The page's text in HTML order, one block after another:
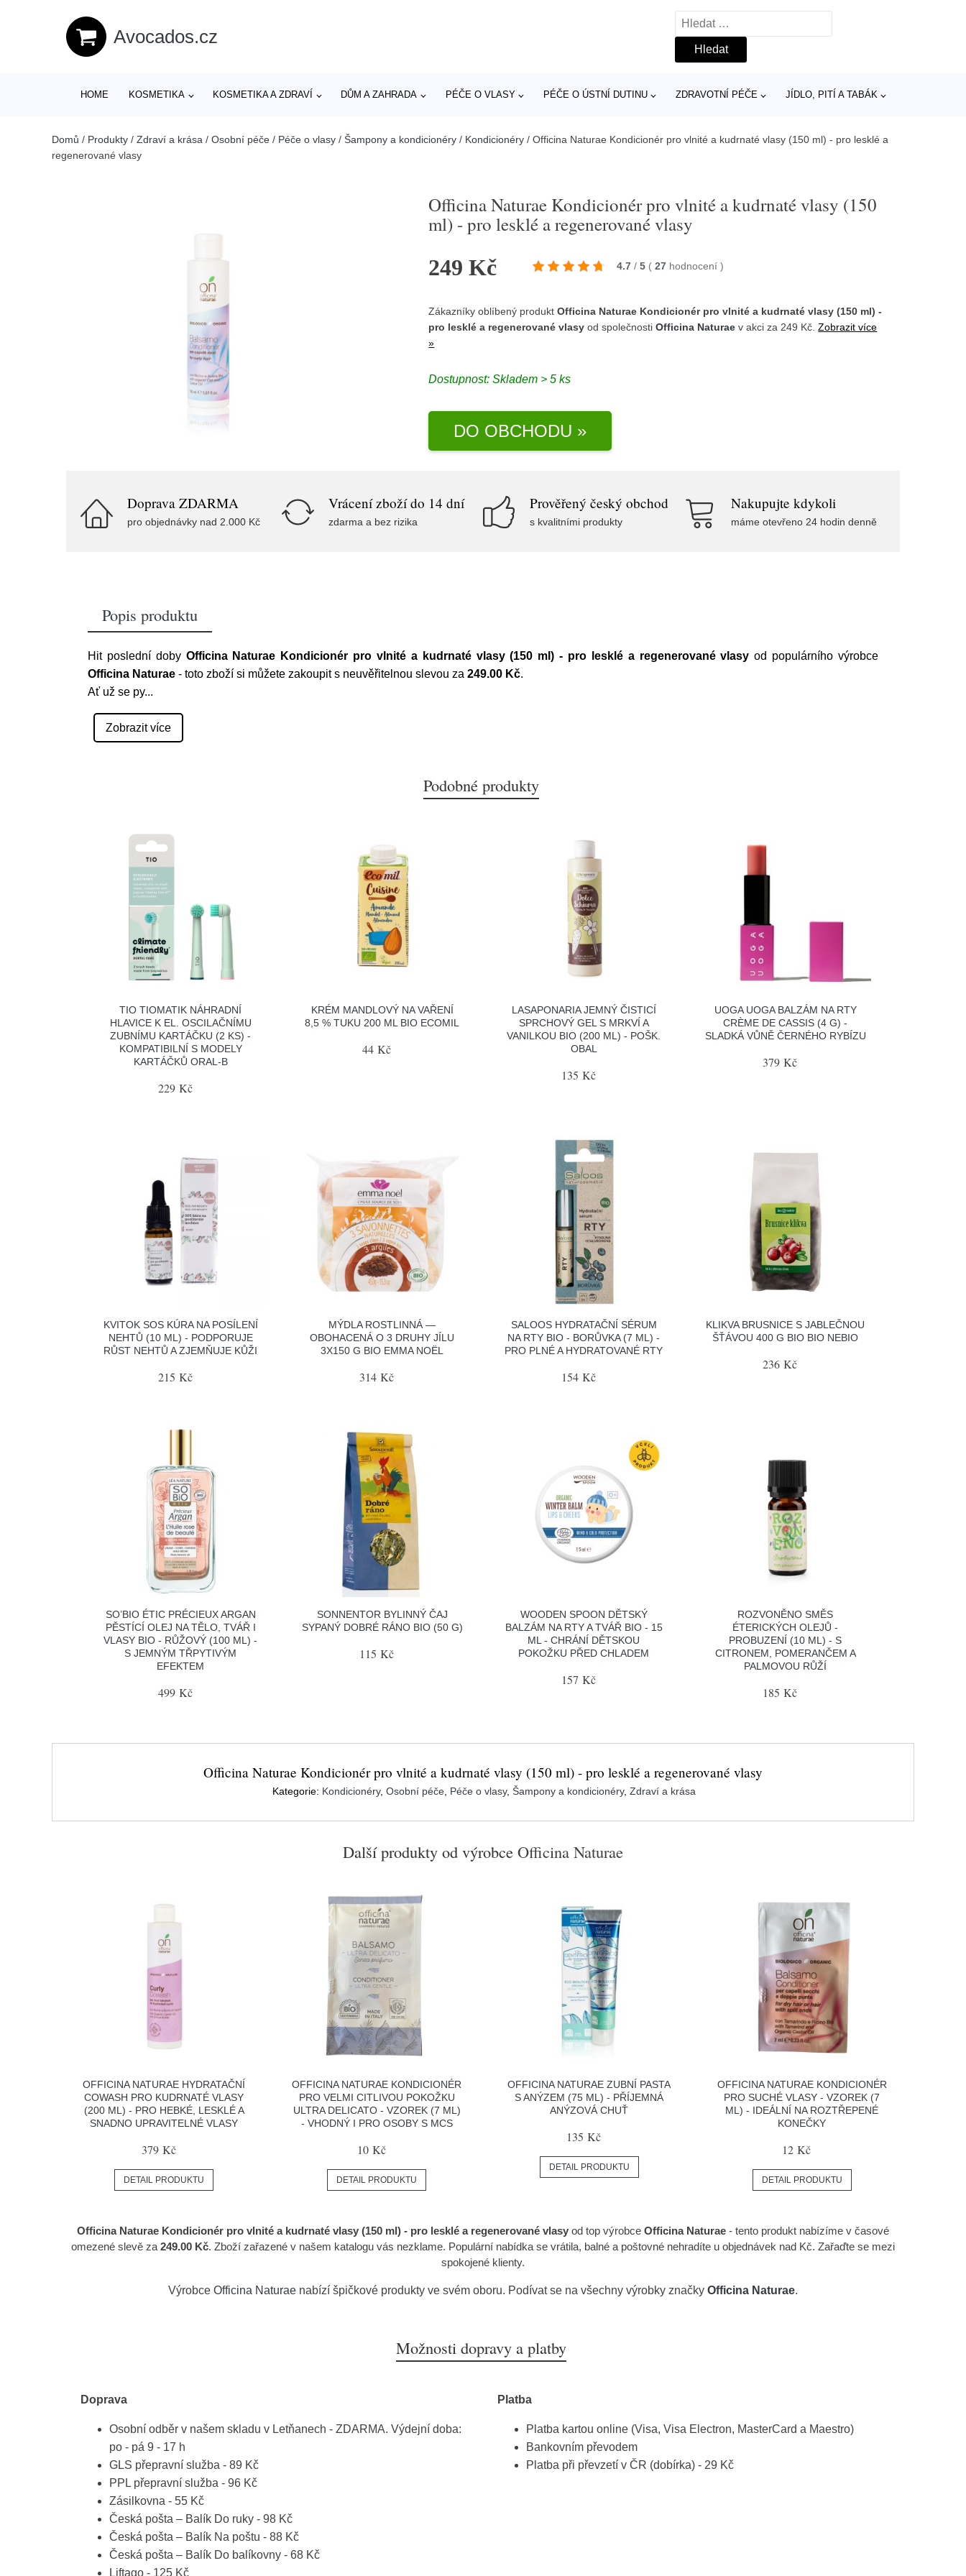
Avocados.cz
Vyhledávání
HOME KOSMETIKA KOSMETIKA A ZDRAVÍ DŮM A ZAHRADA PÉČE O VLASY PÉČE O ÚSTNÍ DUTINU ZDRAVOTNÍ PÉČE JÍDLO, PITÍ A TABÁK
Domů / Produkty / Zdraví a krása / Osobní péče / Péče o vlasy / Šampony a kondicionéry / Kondicionéry / Officina Naturae Kondicionér pro vlnité a kudrnaté vlasy (150 ml) - pro lesklé a
regenerované vlasy
Officina Naturae Kondicionér pro vlnité a kudrnaté vlasy (150
ml) - pro lesklé a regenerované vlasy
249 Kč 4.7 / 5 ( 27 hodnocení)
Zákazníky oblíbený produktOfficina Naturae Kondicionér pro vlnité a kudrnaté vlasy (150 ml) -
pro lesklé a regenerované vlasy od společnostiOfficina Naturae v akci za 249 Kč.Zobrazit více
»
Dostupnost:Skladem > 5 ks
DO OBCHODU »
Doprava ZDARMA
pro objednávky nad 2.000 Kč
Vrácení zboží do 14 dní
zdarma a bez rizika
Prověřený český obchod
s kvalitními produkty
Nakupujte kdykoli
máme otevřeno 24 hodin denně
Popis produktu
Hit poslední doby Officina Naturae Kondicionér pro vlnité a kudrnaté vlasy (150 ml) - pro lesklé a regenerované vlasy od populárního výrobce
Officina Naturae - toto zboží si můžete zakoupit s neuvěřitelnou slevou za 249.00 Kč.
Ať už se py...
Zobrazit více
Podobné produkty
TIO TIOMATIK NÁHRADNÍ
HLAVICE K EL. OSCILAČNÍMU
ZUBNÍMU KARTÁČKU (2 KS) -
KOMPATIBILNÍ S MODELY
KARTÁČKŮ ORAL-B
229 Kč
KRÉM MANDLOVÝ NA VAŘENÍ
8,5 % TUKU 200 ML BIO ECOMIL
44 Kč
LASAPONARIA JEMNÝ ČISTICÍ
SPRCHOVÝ GEL S MRKVÍ A
VANILKOU BIO (200 ML) - POŠK.
OBAL
135 Kč
UOGA UOGA BALZÁM NA RTY
CRÈME DE CASSIS (4 G) -
SLADKÁ VŮNĚ ČERNÉHO RYBÍZU
379 Kč
KVITOK SOS KÚRA NA POSÍLENÍ
NEHTŮ (10 ML) - PODPORUJE
RŮST NEHTŮ A ZJEMŇUJE KŮŽI
215 Kč
MÝDLA ROSTLINNÁ —
OBOHACENÁ O 3 DRUHY JÍLU
3X150 G BIO EMMA NOËL
314 Kč
SALOOS HYDRATAČNÍ SÉRUM
NA RTY BIO - BORŮVKA (7 ML) -
PRO PLNÉ A HYDRATOVANÉ RTY
154 Kč
KLIKVA BRUSNICE S JABLEČNOU
ŠŤÁVOU 400 G BIO BIO NEBIO
236 Kč
SO’BIO ÉTIC PRÉCIEUX ARGAN
PĚSTÍCÍ OLEJ NA TĚLO, TVÁŘ I
VLASY BIO - RŮŽOVÝ (100 ML) -
S JEMNÝM TŘPYTIVÝM
EFEKTEM
499 Kč
SONNENTOR BYLINNÝ ČAJ
SYPANÝ DOBRÉ RÁNO BIO (50 G)
115 Kč
WOODEN SPOON DĚTSKÝ
BALZÁM NA RTY A TVÁŘ BIO - 15
ML - CHRÁNÍ DĚTSKOU
POKOŽKU PŘED CHLADEM
157 Kč
ROZVONĚNO SMĚS
ÉTERICKÝCH OLEJŮ -
PROBUZENÍ (10 ML) - S
CITRONEM, POMERANČEM A
PALMOVOU RŮŽÍ
185 Kč
Officina Naturae Kondicionér pro vlnité a kudrnaté vlasy (150 ml) - pro lesklé a regenerované vlasy
Kategorie: Kondicionéry, Osobní péče, Péče o vlasy, Šampony a kondicionéry, Zdraví a krása
Další produkty od výrobce Officina Naturae
OFFICINA NATURAE HYDRATAČNÍ
COWASH PRO KUDRNATÉ VLASY
(200 ML) - PRO HEBKÉ, LESKLÉ A
SNADNO UPRAVITELNÉ VLASY
379 Kč
DETAIL PRODUKTU
OFFICINA NATURAE KONDICIONÉR
PRO VELMI CITLIVOU POKOŽKU
ULTRA DELICATO - VZOREK (7 ML)
- VHODNÝ I PRO OSOBY S MCS
10 Kč
DETAIL PRODUKTU
OFFICINA NATURAE ZUBNÍ PASTA
S ANÝZEM (75 ML) - PŘÍJEMNÁ
ANÝZOVÁ CHUŤ
135 Kč
DETAIL PRODUKTU
OFFICINA NATURAE KONDICIONÉR
PRO SUCHÉ VLASY - VZOREK (7
ML) - IDEÁLNÍ NA ROZTŘEPENÉ
KONEČKY
12 Kč
DETAIL PRODUKTU
Officina Naturae Kondicionér pro vlnité a kudrnaté vlasy (150 ml) - pro lesklé a regenerované vlasy od top výrobce Officina Naturae - tento produkt nabízíme v časové
omezené slevě za 249.00 Kč. Zboží zařazené v našem katalogu vás nezklame. Populární nabídka se vrátila, balné a poštovné nehradíte u objednávek nad Kč. Zařaďte se mezi
spokojené klienty.
Výrobce Officina Naturae nabízí špičkové produkty ve svém oboru. Podívat se na všechny výrobky značky Officina Naturae.
Možnosti dopravy a platby
Doprava
Osobní odběr v našem skladu v Letňanech - ZDARMA. Výdejní doba:
po - pá 9 - 17 h
GLS přepravní služba - 89 Kč
PPL přepravní služba - 96 Kč
Zásilkovna - 55 Kč
Česká pošta – Balík Do ruky - 98 Kč
Česká pošta – Balík Na poštu - 88 Kč
Česká pošta – Balík Do balíkovny - 68 Kč
Liftago - 125 Kč
Platba
Platba kartou online (Visa, Visa Electron, MasterCard a Maestro)
Bankovním převodem
Platba při převzetí v ČR (dobírka) - 29 Kč